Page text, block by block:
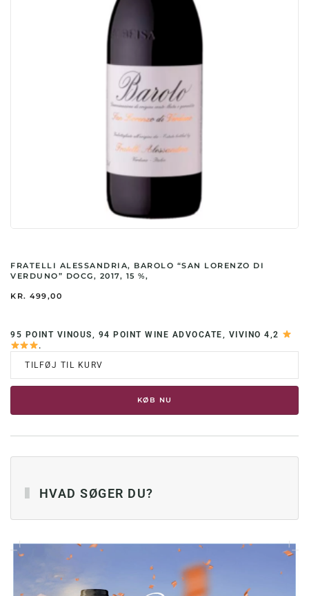
FRATELLI ALESSANDRIA, BAROLO “SAN LORENZO DI
VERDUNO” DOCG, 2017, 15 %,
KR. 499,00
95 POINT VINOUS, 94 POINT WINE ADVOCATE, VIVINO 4,2
.
TILFØJ TIL KURV
KØB NU
HVAD SØGER DU?